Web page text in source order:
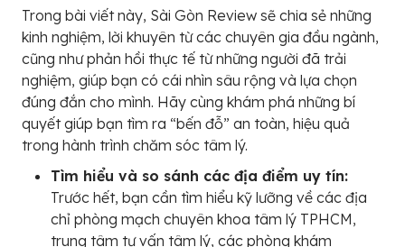
Trong bài viết này, Sài Gòn Review sẽ chia sẻ những
kinh nghiệm, lời khuyên từ các chuyên gia đầu ngành,
cũng như phản hồi thực tế từ những người đã trải
nghiệm, giúp bạn có cái nhìn sâu rộng và lựa chọn
đúng đắn cho mình. Hãy cùng khám phá những bí
quyết giúp bạn tìm ra “bến đỗ” an toàn, hiệu quả
trong hành trình chăm sóc tâm lý.
Tìm hiểu và so sánh các địa điểm uy tín:
Trước hết, bạn cần tìm hiểu kỹ lưỡng về các địa
chỉ phòng mạch chuyên khoa tâm lý TPHCM,
trung tâm tư vấn tâm lý, các phòng khám